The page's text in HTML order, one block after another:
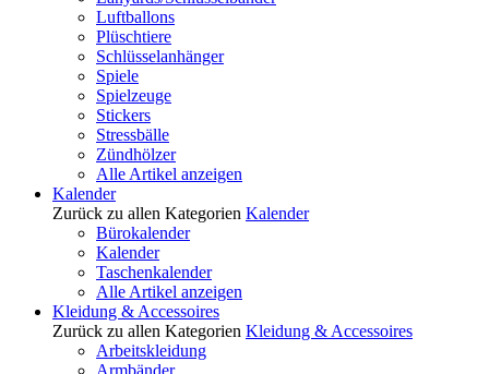
Luftballons
Plüschtiere
Schlüsselanhänger
Spiele
Spielzeuge
Stickers
Stressbälle
Zündhölzer
Alle Artikel anzeigen
Kalender
Zurück zu allen Kategorien Kalender
Bürokalender
Kalender
Taschenkalender
Alle Artikel anzeigen
Kleidung & Accessoires
Zurück zu allen Kategorien Kleidung & Accessoires
Arbeitskleidung
Armbänder